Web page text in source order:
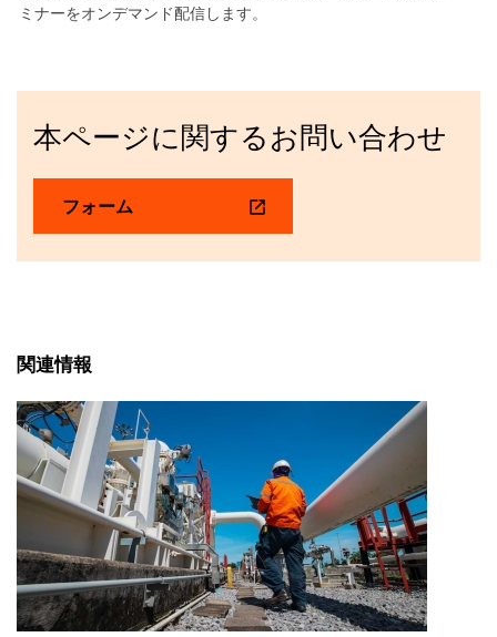
ミナーをオンデマンド配信します。
本ページに関するお問い合わせ
フォーム
関連情報